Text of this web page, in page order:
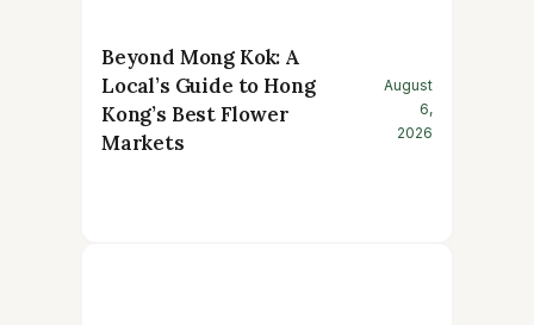
Beyond Mong Kok: A
Local’s Guide to Hong
Kong’s Best Flower
Markets
August
6,
2026